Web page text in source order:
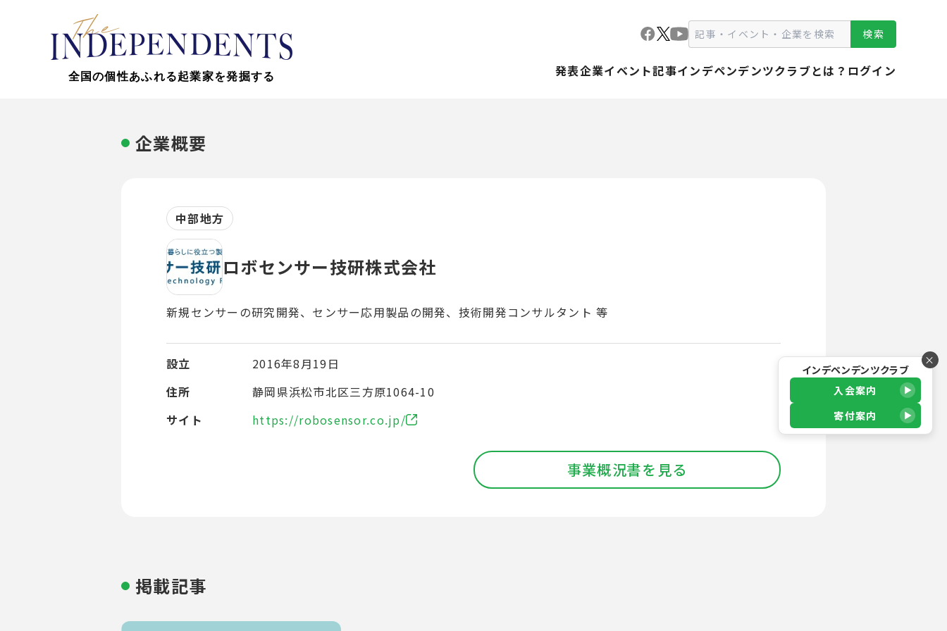
全国の個性あふれる起業家を発掘する
検索
発表企業イベント記事インデペンデンツクラブとは？ ログイン
企業概要
中部地方
ロボセンサー技研株式会社
新規センサーの研究開発、センサー応用製品の開発、技術開発コンサルタント 等
設立
2016年8月19日
住所
静岡県浜松市北区三方原1064-10
サイト
https://robosensor.co.jp/
事業概況書を見る
掲載記事
×
インデペンデンツクラブ
入会案内
寄付案内